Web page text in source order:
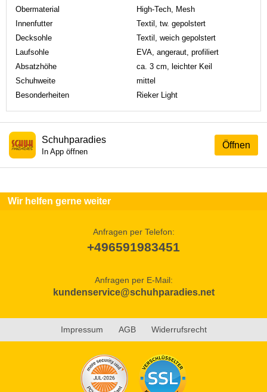
Obermaterial
High-Tech, Mesh
Innenfutter
Textil, tw. gepolstert
Decksohle
Textil, weich gepolstert
Laufsohle
EVA, angeraut, profiliert
Absatzhöhe
ca. 3 cm, leichter Keil
Schuhweite
mittel
Besonderheiten
Rieker Light
Öffnen
Schuhparadies
In App öffnen
Wir helfen gerne weiter
Anfragen per Telefon:
+496591983451
Anfragen per E-Mail:
kundenservice@schuhparadies.net
Impressum AGB Widerrufsrecht